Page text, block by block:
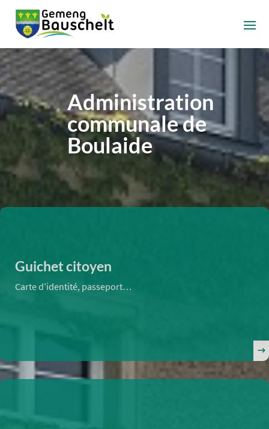
Administration
communale de
Boulaide
Guichet citoyen
Carte d’identité, passeport…